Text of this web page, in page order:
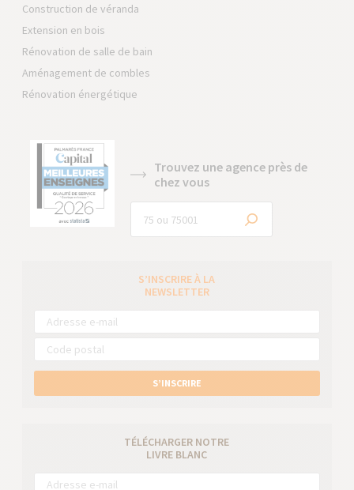
Construction de véranda
Extension en bois
Rénovation de salle de bain
Aménagement de combles
Rénovation énergétique
Trouvez une agence près de
chez vous
S’INSCRIRE À LA
NEWSLETTER
S’INSCRIRE
TÉLÉCHARGER NOTRE
LIVRE BLANC